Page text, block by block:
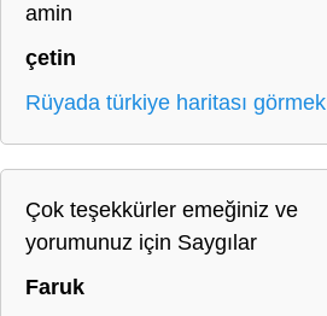
amin
çetin
Rüyada türkiye haritası görmek
Çok teşekkürler emeğiniz ve
yorumunuz için Saygılar
Faruk